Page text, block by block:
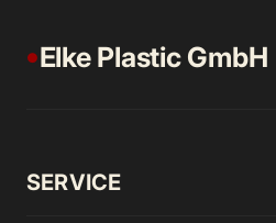
● Elke Plastic GmbH
SERVICE